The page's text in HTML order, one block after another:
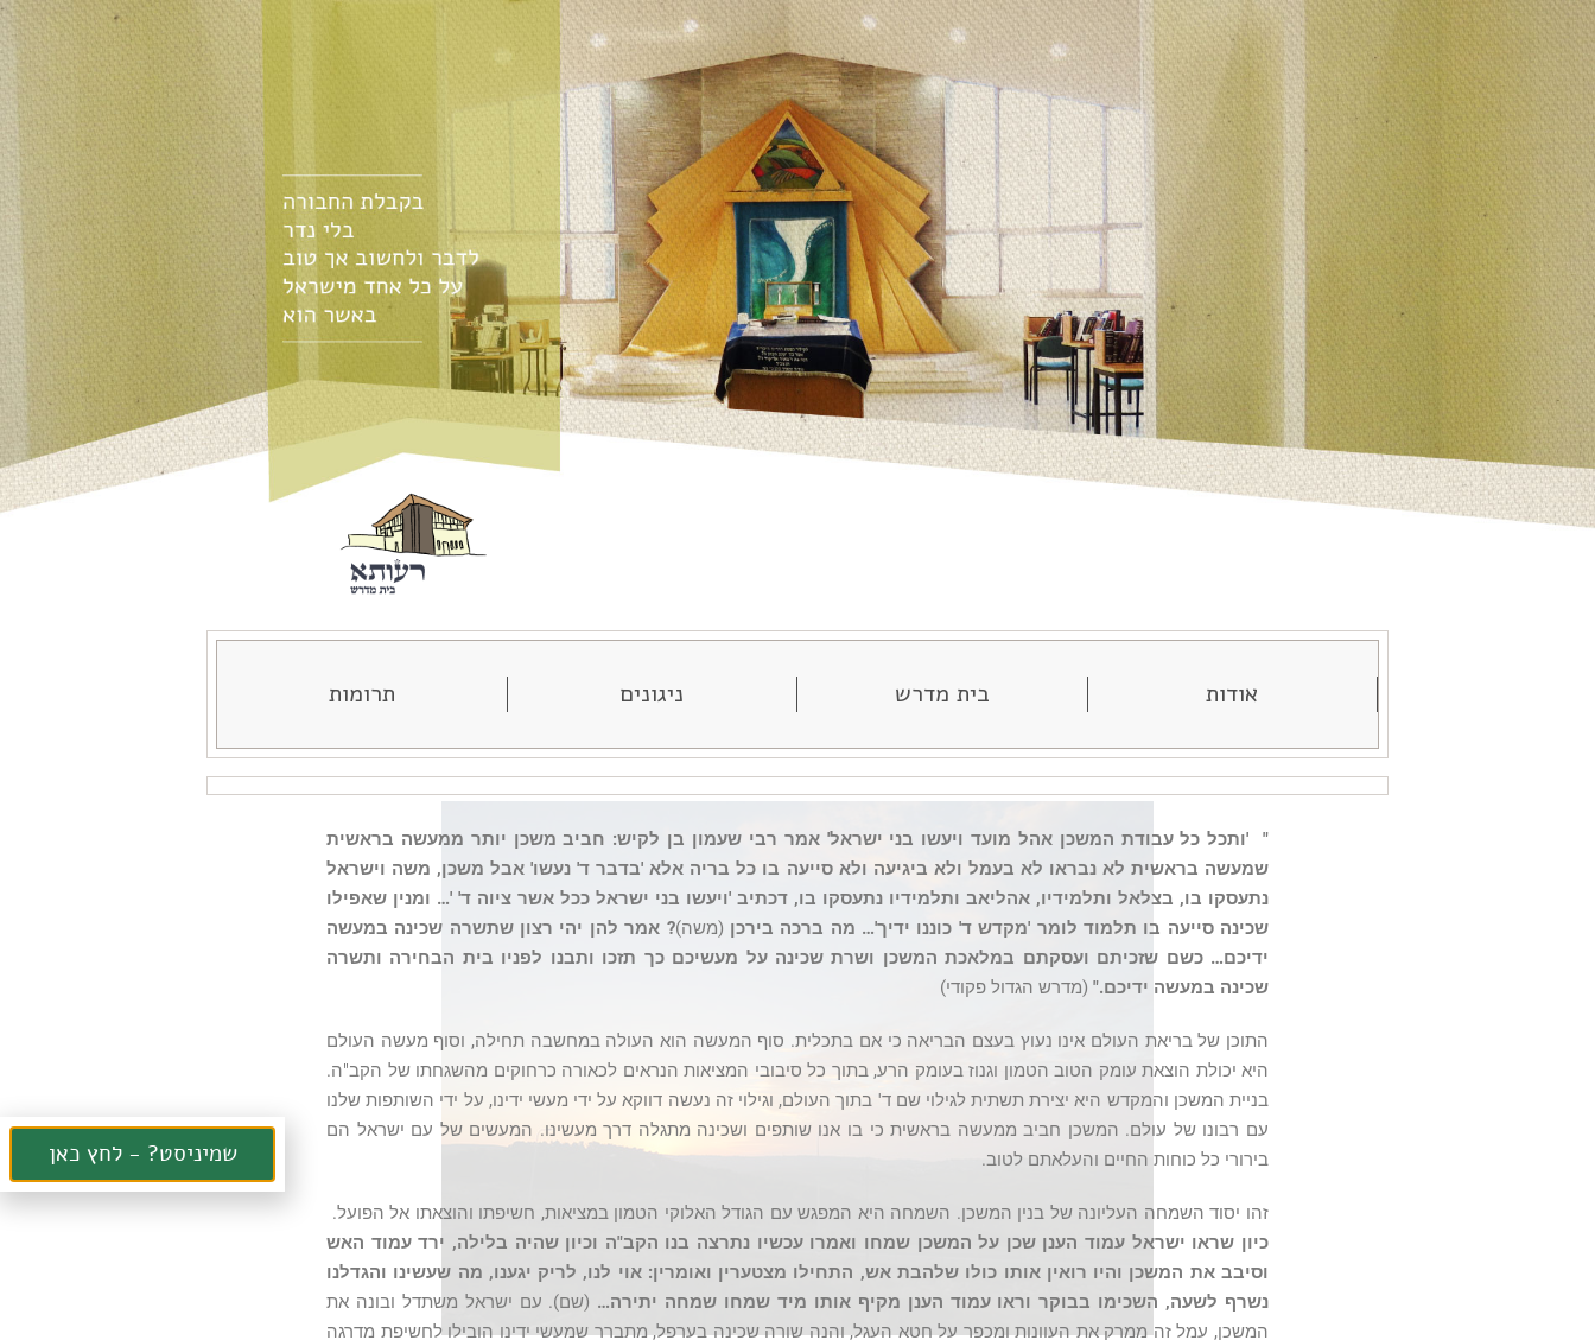
אודות בית מדרש ניגונים תרומות
" 'ותכל כל עבודת המשכן אהל מועד ויעשו בני ישראל' אמר רבי שעמון בן לקיש: חביב משכן יותר ממעשה בראשית
שמעשה בראשית לא נבראו לא בעמל ולא ביגיעה ולא סייעה בו כל בריה אלא 'בדבר ד' נעשו' אבל משכן, משה וישראל
נתעסקו בו, בצלאל ותלמידיו, אהליאב ותלמידיו נתעסקו בו, דכתיב 'ויעשו בני ישראל ככל אשר ציוה ד' '… ומנין שאפילו
שכינה סייעה בו תלמוד לומר 'מקדש ד' כוננו ידיך'… מה ברכה בירכן (משה)? אמר להן יהי רצון שתשרה שכינה במעשה
ידיכם… כשם שזכיתם ועסקתם במלאכת המשכן ושרת שכינה על מעשיכם כך תזכו ותבנו לפניו בית הבחירה ותשרה
שכינה במעשה ידיכם." (מדרש הגדול פקודי)
התוכן של בריאת העולם אינו נעוץ בעצם הבריאה כי אם בתכלית. סוף המעשה הוא העולה במחשבה תחילה, וסוף מעשה העולם
היא יכולת הוצאת עומק הטוב הטמון וגנוז בעומק הרע, בתוך כל סיבובי המציאות הנראים לכאורה כרחוקים מהשגחתו של הקב"ה.
בניית המשכן והמקדש היא יצירת תשתית לגילוי שם ד' בתוך העולם, וגילוי זה נעשה דווקא על ידי מעשי ידינו, על ידי השותפות שלנו
עם רבונו של עולם. המשכן חביב ממעשה בראשית כי בו אנו שותפים ושכינה מתגלה דרך מעשינו. המעשים של עם ישראל הם
בירורי כל כוחות החיים והעלאתם לטוב.
זהו יסוד השמחה העליונה של בנין המשכן. השמחה היא המפגש עם הגודל האלוקי הטמון במציאות, חשיפתו והוצאתו אל הפועל.
כיון שראו ישראל עמוד הענן שכן על המשכן שמחו ואמרו עכשיו נתרצה בנו הקב"ה וכיון שהיה בלילה, ירד עמוד האש
וסיבב את המשכן והיו רואין אותו כולו שלהבת אש, התחילו מצטערין ואומרין: אוי לנו, לריק יגענו, מה שעשינו והגדלנו
נשרף לשעה, השכימו בבוקר וראו עמוד הענן מקיף אותו מיד שמחו שמחה יתירה… (שם). עם ישראל משתדל ובונה את
המשכן, עמל זה ממרק את העוונות ומכפר על חטא העגל, והנה שורה שכינה בערפל, מתברר שמעשי ידינו הובילו לחשיפת מדרגה
שמיניסט? - לחץ כאן